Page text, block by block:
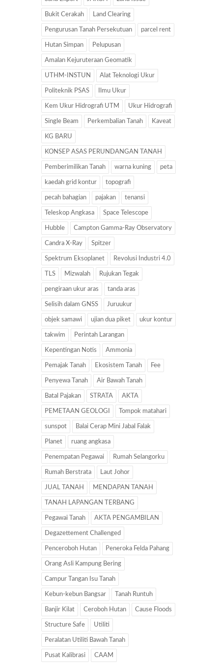
Bukit Cerakah Land Clearing
Pengurusan Tanah Persekutuan parcel rent
Hutan Simpan Pelupusan
Amalan Kejuruteraan Geomatik
UTHM-INSTUN Alat Teknologi Ukur
Politeknik PSAS Ilmu Ukur
Kem Ukur Hidrografi UTM Ukur Hidrografi
Single Beam Perkembalian Tanah Kaveat
KG BARU
KONSEP ASAS PERUNDANGAN TANAH
Pemberimilikan Tanah warna kuning peta
kaedah grid kontur topografi
pecah bahagian pajakan tenansi
Teleskop Angkasa Space Telescope
Hubble Campton Gamma-Ray Observatory
Candra X-Ray Spitzer
Spektrum Eksoplanet Revolusi Industri 4.0
TLS Mizwalah Rujukan Tegak
pengiraan ukur aras tanda aras
Selisih dalam GNSS Juruukur
objek samawi ujian dua piket ukur kontur
takwim Perintah Larangan
Kepentingan Notis Ammonia
Pemajak Tanah Ekosistem Tanah Fee
Penyewa Tanah Air Bawah Tanah
Batal Pajakan STRATA AKTA
PEMETAAN GEOLOGI Tompok matahari
sunspot Balai Cerap Mini Jabal Falak
Planet ruang angkasa
Penempatan Pegawai Rumah Selangorku
Rumah Berstrata Laut Johor
JUAL TANAH MENDAPAN TANAH
TANAH LAPANGAN TERBANG
Pegawai Tanah AKTA PENGAMBILAN
Degazettement Challenged
Penceroboh Hutan Peneroka Felda Pahang
Orang Asli Kampung Bering
Campur Tangan Isu Tanah
Kebun-kebun Bangsar Tanah Runtuh
Banjir Kilat Ceroboh Hutan Cause Floods
Structure Safe Utiliti
Peralatan Utiliti Bawah Tanah
Pusat Kalibrasi CAAM